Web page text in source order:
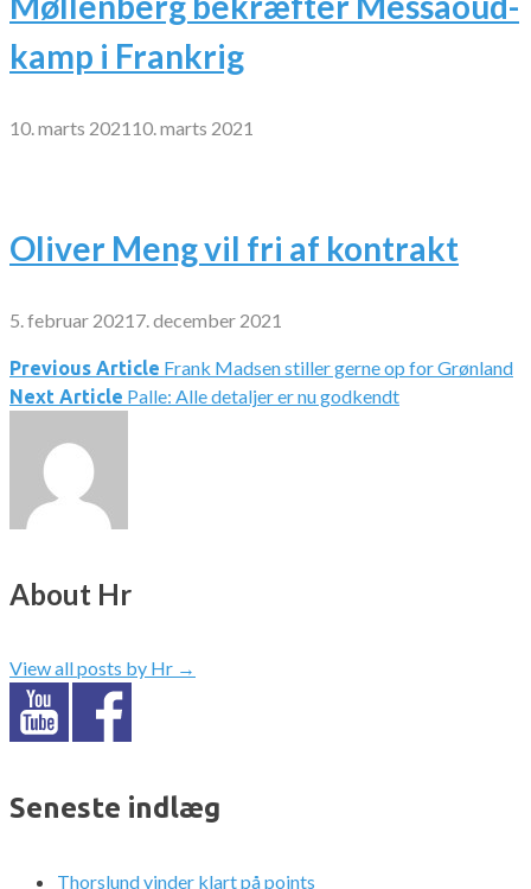
kamp i Frankrig
10. marts 2021 10. marts 2021
Oliver Meng vil fri af kontrakt
5. februar 2021 7. december 2021
Indlægsnavigation
Previous Article Frank Madsen stiller gerne op for Grønland
Next Article Palle: Alle detaljer er nu godkendt
About Hr
View all posts by Hr →
Seneste indlæg
Thorslund vinder klart på points